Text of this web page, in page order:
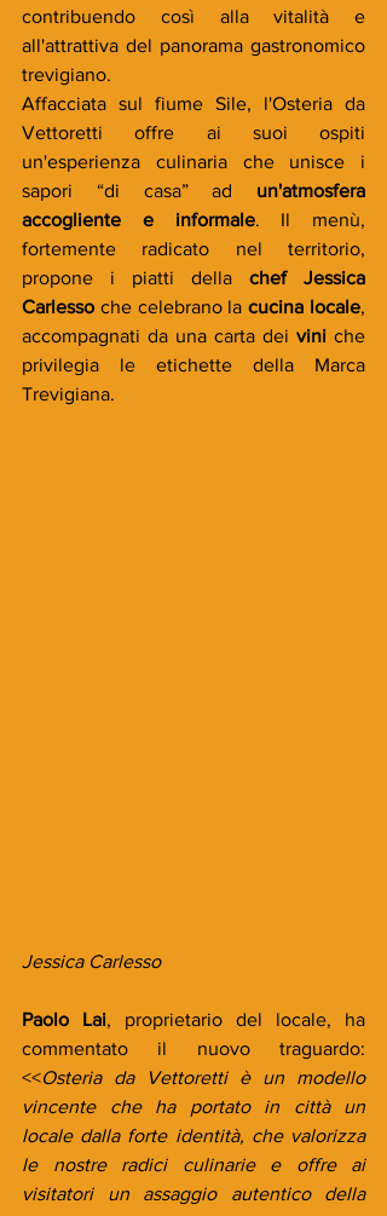
contribuendo così alla vitalità e
all'attrattiva del panorama gastronomico
trevigiano.
Affacciata sul fiume Sile, l'Osteria da
Vettoretti offre ai suoi ospiti
un'esperienza culinaria che unisce i
sapori “di casa” ad un'atmosfera
accogliente e informale. Il menù,
fortemente radicato nel territorio,
propone i piatti della chef Jessica
Carlesso che celebrano la cucina locale,
accompagnati da una carta dei vini che
privilegia le etichette della Marca
Trevigiana.
Jessica Carlesso
Paolo Lai, proprietario del locale, ha
commentato il nuovo traguardo:
<<Osteria da Vettoretti è un modello
vincente che ha portato in città un
locale dalla forte identità, che valorizza
le nostre radici culinarie e offre ai
visitatori un assaggio autentico della